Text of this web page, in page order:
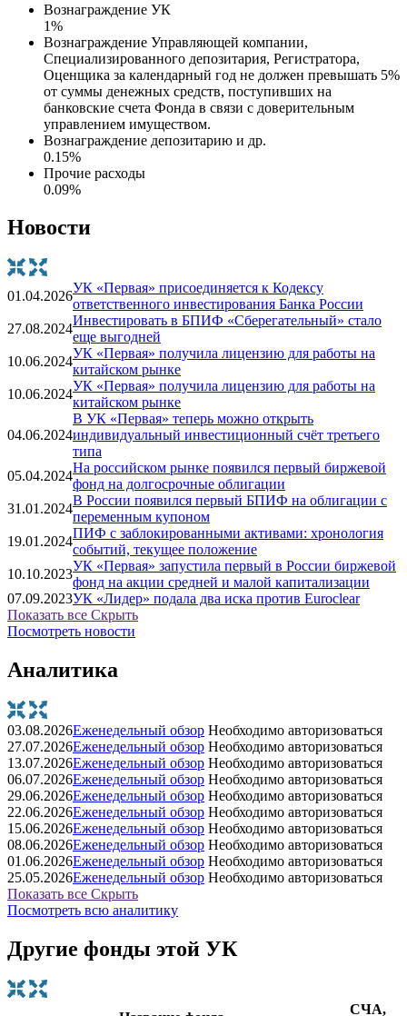
Вознаграждение УК
1%
Вознаграждение Управляющей компании,
Специализированного депозитария, Регистратора,
Оценщика за календарный год не должен превышать 5%
от суммы денежных средств, поступивших на
банковские счета Фонда в связи с доверительным
управлением имуществом.
Вознаграждение депозитарию и др.
0.15%
Прочие расходы
0.09%
Новости
01.04.2026
УК «Первая» присоединяется к Кодексу
ответственного инвестирования Банка России
27.08.2024
Инвестировать в БПИФ «Сберегательный» стало
еще выгодней
10.06.2024
УК «Первая» получила лицензию для работы на
китайском рынке
10.06.2024
УК «Первая» получила лицензию для работы на
китайском рынке
04.06.2024
В УК «Первая» теперь можно открыть
индивидуальный инвестиционный счёт третьего
типа
05.04.2024
На российском рынке появился первый биржевой
фонд на долгосрочные облигации
31.01.2024
В России появился первый БПИФ на облигации с
переменным купоном
19.01.2024
ПИФ с заблокированными активами: хронология
событий, текущее положение
10.10.2023
УК «Первая» запустила первый в России биржевой
фонд на акции средней и малой капитализации
07.09.2023УК «Лидер» подала два иска против Euroclear
Показать все Скрыть
Посмотреть новости
Аналитика
03.08.2026Еженедельный обзор Необходимо авторизоваться
27.07.2026Еженедельный обзор Необходимо авторизоваться
13.07.2026Еженедельный обзор Необходимо авторизоваться
06.07.2026Еженедельный обзор Необходимо авторизоваться
29.06.2026Еженедельный обзор Необходимо авторизоваться
22.06.2026Еженедельный обзор Необходимо авторизоваться
15.06.2026Еженедельный обзор Необходимо авторизоваться
08.06.2026Еженедельный обзор Необходимо авторизоваться
01.06.2026Еженедельный обзор Необходимо авторизоваться
25.05.2026Еженедельный обзор Необходимо авторизоваться
Показать все Скрыть
Посмотреть всю аналитику
Другие фонды этой УК
СЧА,